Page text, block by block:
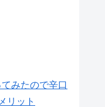
みたので辛口
リット